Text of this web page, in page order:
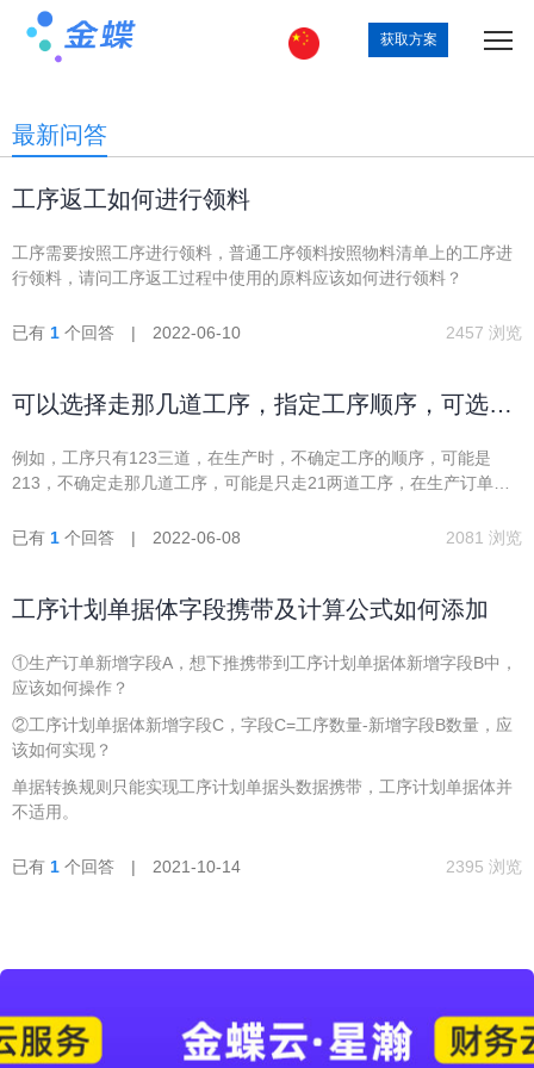
获取方案
最新问答
工序返工如何进行领料
工序需要按照工序进行领料，普通工序领料按照物料清单上的工序进
行领料，请问工序返工过程中使用的原料应该如何进行领料？
已有 1 个回答 | 2022-06-10 2457 浏览
可以选择走那几道工序，指定工序顺序，可选择
例如，工序只有123三道，在生产时，不确定工序的顺序，可能是
213，不确定走那几道工序，可能是只走21两道工序，在生产订单生
已有 1 个回答 | 2022-06-08 2081 浏览
工序计划单据体字段携带及计算公式如何添加
①生产订单新增字段A，想下推携带到工序计划单据体新增字段B中，
应该如何操作？
②工序计划单据体新增字段C，字段C=工序数量-新增字段B数量，应
该如何实现？
单据转换规则只能实现工序计划单据头数据携带，工序计划单据体并
不适用。
已有 1 个回答 | 2021-10-14 2395 浏览